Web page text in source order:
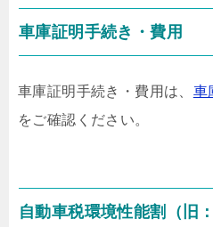
車庫証明手続き・費用
車庫証明手続き・費用は、 車
をご確認ください。
自動車税環境性能割（旧